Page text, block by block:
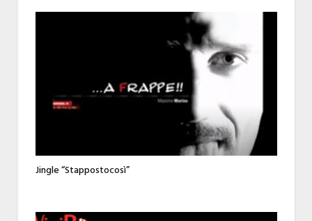
Jingle “Stappostocosì”